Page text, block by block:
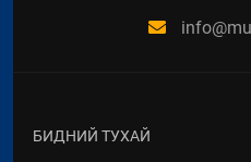
БИДНИЙ ТУХАЙ